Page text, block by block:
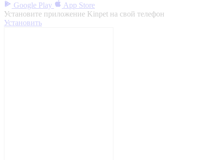
Google Play
App Store
Установите приложение Kinpet на свой телефон
Установить